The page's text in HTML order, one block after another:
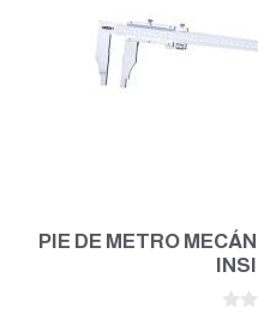
PIE DE METRO